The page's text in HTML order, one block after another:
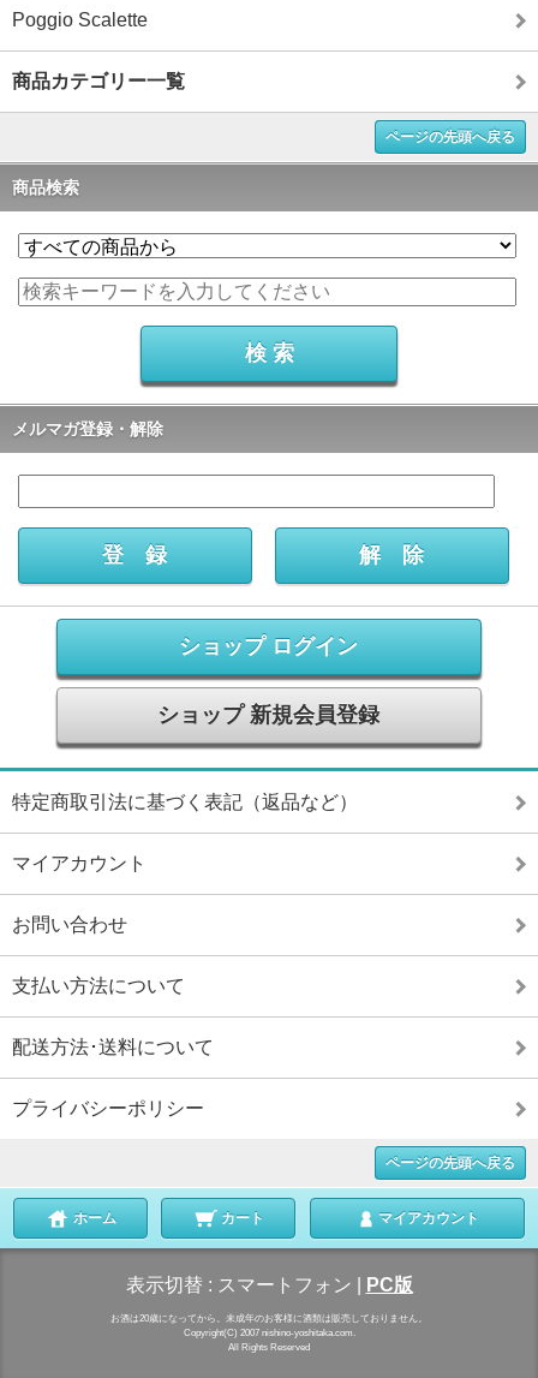
Poggio Scalette
商品カテゴリー一覧
ページの先頭へ戻る
商品検索
メルマガ登録・解除
ショップ ログイン
ショップ 新規会員登録
特定商取引法に基づく表記（返品など）
マイアカウント
お問い合わせ
支払い方法について
配送方法･送料について
プライバシーポリシー
ページの先頭へ戻る
ホーム カート マイアカウント
表示切替 : スマートフォン PC版
お酒は20歳になってから。未成年のお客様に酒類は販売しておりません。
Copyright(C) 2007 nishino-yoshitaka.com.
All Rights Reserved